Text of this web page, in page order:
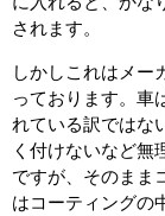
されます。
しかしこれはメー
っております。車
れている訳ではな
く付けないなど無
ですが、そのまま
はコーティングの